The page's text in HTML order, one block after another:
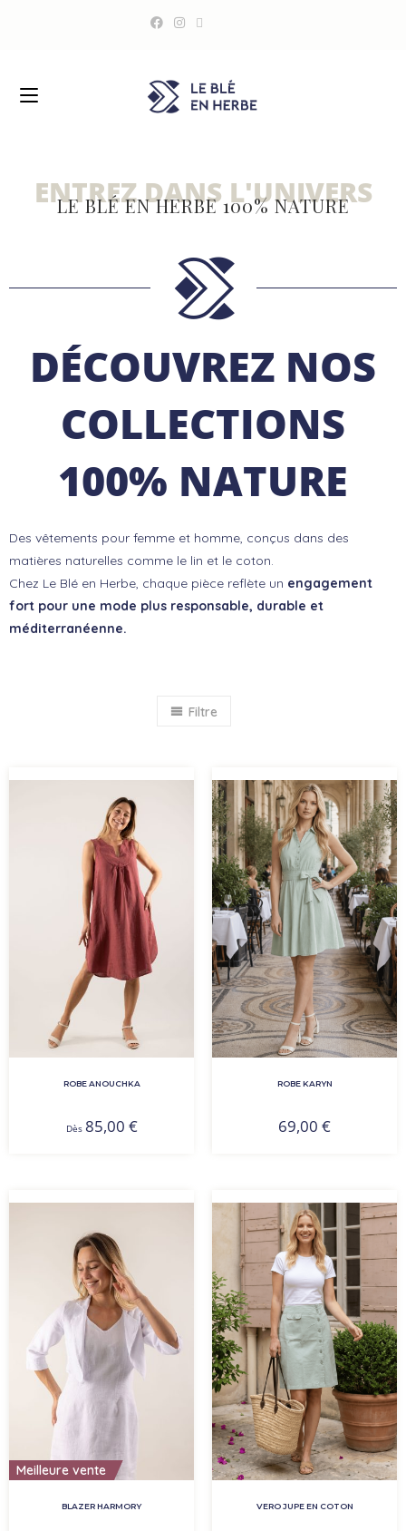
ENTREZ DANS L'UNIVERS
LE BLÉ EN HERBE 100% NATURE
DÉCOUVREZ NOS
COLLECTIONS
100% NATURE
Des vêtements pour femme et homme, conçus dans des
matières naturelles comme le lin et le coton.
Chez Le Blé en Herbe, chaque pièce reflète un engagement
fort pour une mode plus responsable, durable et
méditerranéenne.
Filtre
ROBE ANOUCHKA
Dès 85,00 €
ROBE KARYN
69,00 €
Meilleure vente
BLAZER HARMORY VERO JUPE EN COTON